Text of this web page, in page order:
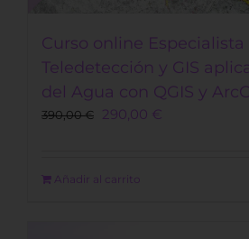
Curso online Especialista
Teledetección y GIS
del Agua con QGIS y
390,00€
Original
390,00 €.
290,00 €
Añadir al carrito